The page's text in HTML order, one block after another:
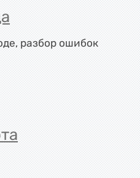
разбор ошибок